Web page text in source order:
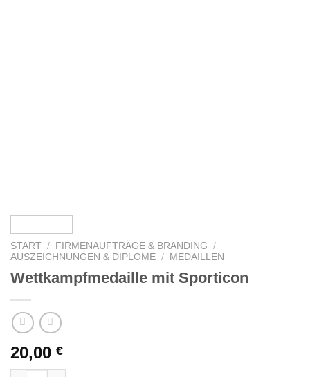
START / FIRMENAUFTRÄGE & BRANDING
/
AUSZEICHNUNGEN & DIPLOME / MEDAILLEN
Wettkampfmedaille mit Sporticon
20,00 €